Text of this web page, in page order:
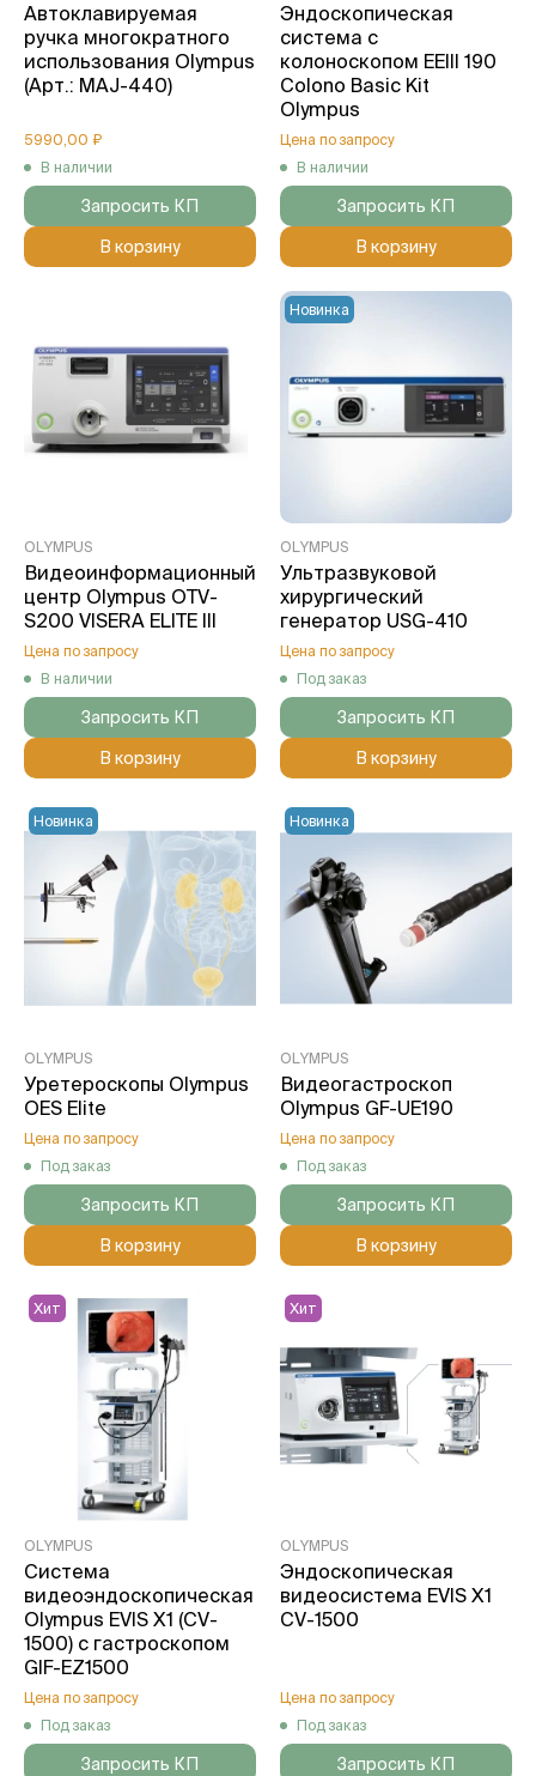
Автоклавируемая
ручка многократного
использования Olympus
(Арт.: MAJ-440)
5990,00 ₽
В наличии
Запросить КП
В корзину
Эндоскопическая
система с
колоноскопом EEIII 190
Colono Basic Kit
Olympus
Цена по запросу
В наличии
Запросить КП
В корзину
OLYMPUS
Видеоинформационный
центр Olympus OTV-
S200 VISERA ELITE III
Цена по запросу
В наличии
Запросить КП
В корзину
OLYMPUS
Ультразвуковой
хирургический
генератор USG-410
Цена по запросу
Под заказ
Новинка
Запросить КП
В корзину
OLYMPUS
Уретероскопы Olympus
OES Elite
Цена по запросу
Под заказ
Новинка
Запросить КП
В корзину
OLYMPUS
Видеогастроскоп
Olympus GF-UE190
Цена по запросу
Под заказ
Новинка
Запросить КП
В корзину
OLYMPUS
Система
видеоэндоскопическая
Olympus EVIS X1 (CV-
1500) с гастроскопом
GIF-EZ1500
Цена по запросу
Под заказ
Хит
Запросить КП
OLYMPUS
Эндоскопическая
видеосистема EVIS X1
CV-1500
Цена по запросу
Под заказ
Хит
Запросить КП